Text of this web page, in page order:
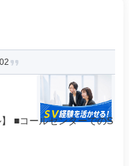
■コールセンターでのS